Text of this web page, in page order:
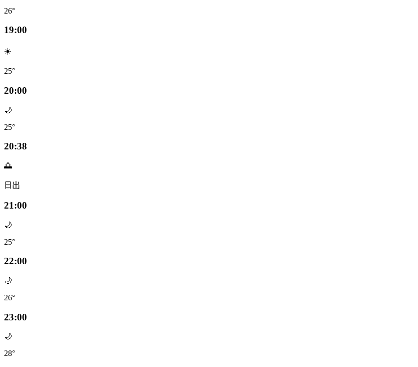
26°
19:00
☀️
25°
20:00
🌙
25°
20:38
🌅
日出
21:00
🌙
25°
22:00
🌙
26°
23:00
🌙
28°